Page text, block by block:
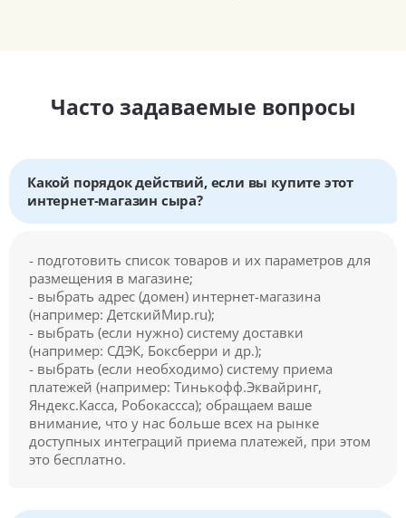
Часто задаваемые вопросы
Какой порядок действий, если вы купите этот
интернет-магазин сыра?
- подготовить список товаров и их параметров для
размещения в магазине;
- выбрать адрес (домен) интернет-магазина
(например: ДетскийМир.ru);
- выбрать (если нужно) систему доставки
(например: СДЭК, Боксберри и др.);
- выбрать (если необходимо) систему приема
платежей (например: Тинькофф.Эквайринг,
Яндекс.Касса, Робокассса); обращаем ваше
внимание, что у нас больше всех на рынке
доступных интеграций приема платежей, при этом
это бесплатно.